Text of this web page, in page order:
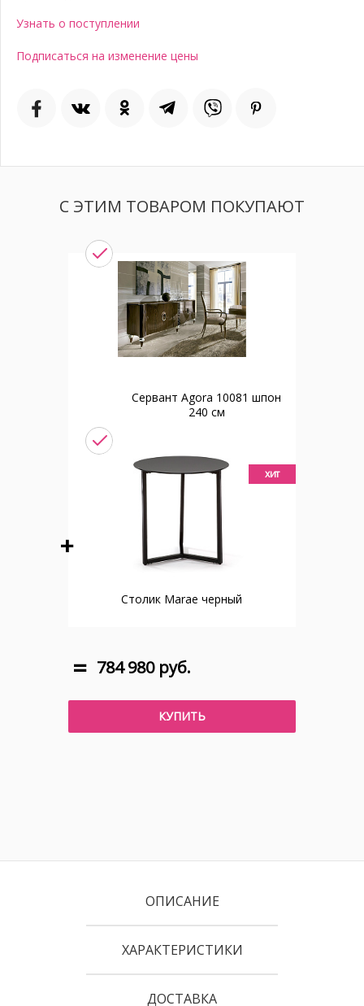
Узнать о поступлении
Подписаться на изменение цены
С ЭТИМ ТОВАРОМ ПОКУПАЮТ
Сервант Agora 10081 шпон
240 см
хит
Столик Marae черный
784 980 руб.
КУПИТЬ
ОПИСАНИЕ
ХАРАКТЕРИСТИКИ
ДОСТАВКА